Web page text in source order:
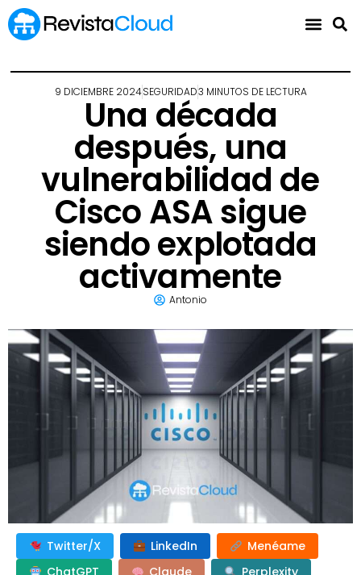
9 DICIEMBRE 2024SEGURIDAD3 MINUTOS DE LECTURA
Una década
después, una
vulnerabilidad de
Cisco ASA sigue
siendo explotada
activamente
Antonio
Twitter/X LinkedIn
Menéame